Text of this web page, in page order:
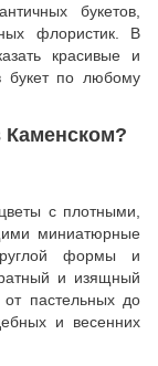
букетов,
флористик. В
красивые и
букет по любому
Каменском?
с плотными,
миниатюрные
формы и
и изящный
пастельных до
и весенних